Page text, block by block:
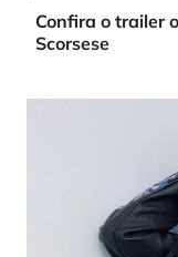
Confira o trailer
Scorsese